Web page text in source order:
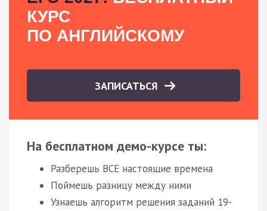
КУРС
ПО АНГЛИЙСКОМУ
ЗАПИСАТЬСЯ
На бесплатном демо-курсе ты:
Разберешь ВСЕ настоящие времена
Поймешь разницу между ними
Узнаешь алгоритм решения заданий 19-